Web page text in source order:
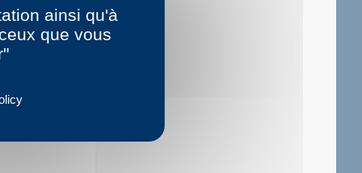
ainsi qu'à
que vous